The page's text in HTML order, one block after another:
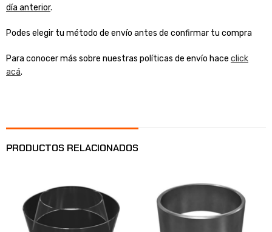
día anterior.
Podes elegir tu método de envío antes de confirmar tu compra
Para conocer más sobre nuestras políticas de envío hace click
acá.
PRODUCTOS RELACIONADOS